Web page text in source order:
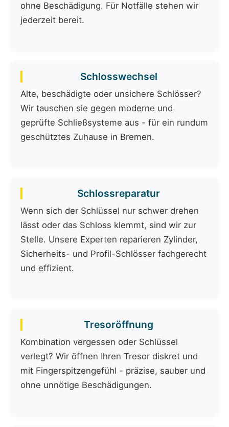
ohne Beschädigung. Für Notfälle stehen wir
jederzeit bereit.
Schlosswechsel
Alte, beschädigte oder unsichere Schlösser?
Wir tauschen sie gegen moderne und
geprüfte Schließsysteme aus - für ein rundum
geschütztes Zuhause in Bremen.
Schlossreparatur
Wenn sich der Schlüssel nur schwer drehen
lässt oder das Schloss klemmt, sind wir zur
Stelle. Unsere Experten reparieren Zylinder,
Sicherheits- und Profil-Schlösser fachgerecht
und effizient.
Tresoröffnung
Kombination vergessen oder Schlüssel
verlegt? Wir öffnen Ihren Tresor diskret und
mit Fingerspitzengefühl - präzise, sauber und
ohne unnötige Beschädigungen.